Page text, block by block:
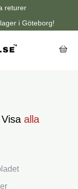
returer
i Göteborg!
alla